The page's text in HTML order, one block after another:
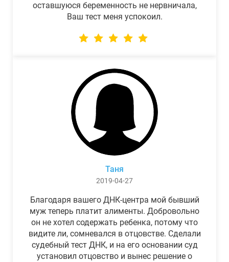
оставшуюся беременность не нервничала,
Ваш тест меня успокоил.
Таня
2019-04-27
Благодаря вашего ДНК-центра мой бывший
муж теперь платит алименты. Добровольно
он не хотел содержать ребенка, потому что
видите ли, сомневался в отцовстве. Сделали
судебный тест ДНК, и на его основании суд
установил отцовство и вынес решение о